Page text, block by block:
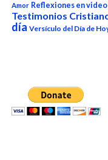
Amor Reflexiones en video
Testimonios
día Versículo del Día de